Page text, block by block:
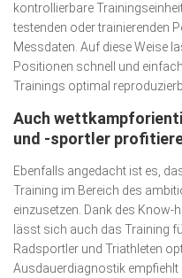
kontrollierbare
testenden oder trainierenden
Messdaten. Auf diese Weise
Positionen schnell und
Trainings optimal
Auch
und -sportler
Ebenfalls angedacht ist es,
Training im Bereich des
einzusetzen. Dank des
lässt sich auch das Training
Radsportler und Triathleten
Ausdauerdiagnostik